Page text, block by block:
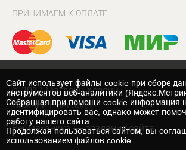
ПРИНИМАЕМ К ОПЛАТЕ
© 2017 Магазин Хозяин
Нижний Новгород
Вебмеханика — создание сайта
Cайт использует файлы cookie при сборе
инструментов веб-аналитики
Собранная при помощи cookie информация
идентифицировать вас, однако может
работу нашего сайта.
Продолжая пользоваться сайтом, вы
использованием файлов cookie.